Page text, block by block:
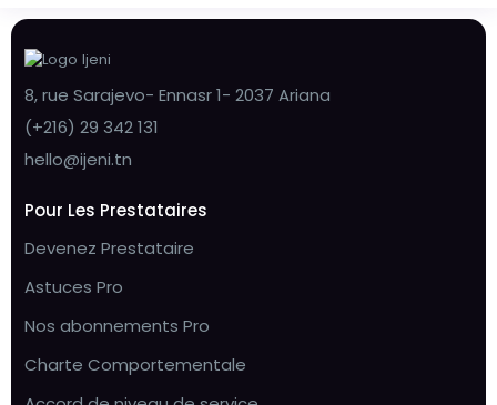
8, rue Sarajevo- Ennasr 1- 2037 Ariana
(+216) 29 342 131
hello@ijeni.tn
Pour Les Prestataires
Devenez Prestataire
Astuces Pro
Nos abonnements Pro
Charte Comportementale